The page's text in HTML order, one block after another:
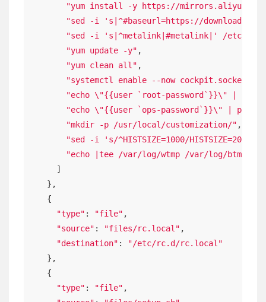
"yum install -y https://
"sed -i 's|^#baseurl=https://
"sed -i 's|^metalink|#metalink|' /etc/
"yum update -y" ,
"yum clean all" ,
"systemctl enable --now cockpit.socket"
"echo \"{{user `root-password`}}\" |
"echo \"{{user `ops-password`}}\" |
"mkdir -p /usr/local/customization/" ,
"sed -i 's/^HISTSIZE=1000/
"echo |tee /var/log/wtmp /var/log/btmp /
      ]
    },
    {
"type" : "file" ,
"source" : "files/rc.local" ,
"destination" :
"/etc/rc.d/rc.local"
    },
    {
"type" : "file" ,